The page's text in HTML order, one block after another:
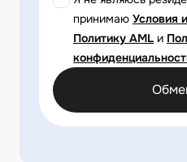
принимаю Условия
Политику AML и